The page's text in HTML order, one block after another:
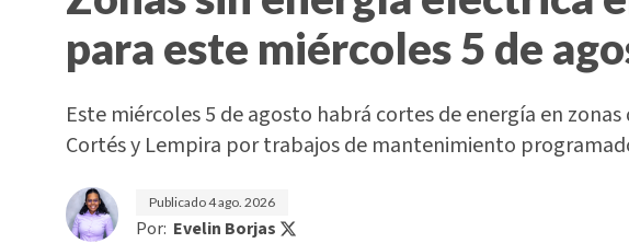
para este miércoles 5 de
Este miércoles 5 de agosto habrá cortes de energía en
Cortés y Lempira por trabajos de mantenimiento
Publicado4 ago. 2026
Por: Evelin Borjas